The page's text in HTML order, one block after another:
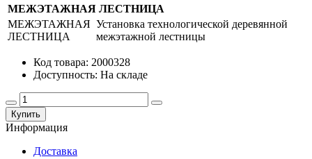
МЕЖЭТАЖНАЯ ЛЕСТНИЦА
МЕЖЭТАЖНАЯ
ЛЕСТНИЦА
Установка технологической деревянной
межэтажной лестницы
Код товара: 2000328
Доступность: На складе
Купить
Информация
Доставка